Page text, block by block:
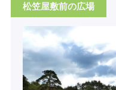
松笠屋敷前の広場